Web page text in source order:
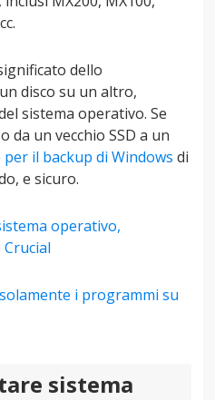
dello
disco su un altro,
sistema operativo. Se
da un vecchio SSD a un
il backup di Windows di
e sicuro.
operativo,
i programmi su
sistema